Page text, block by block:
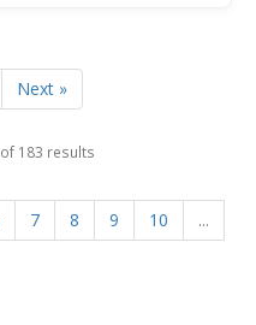
Next »
of 183 results
7 8 9 10
...